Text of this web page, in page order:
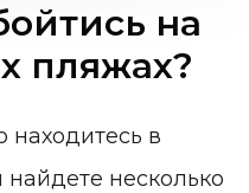
на
пляжах?
находитесь в
несколько